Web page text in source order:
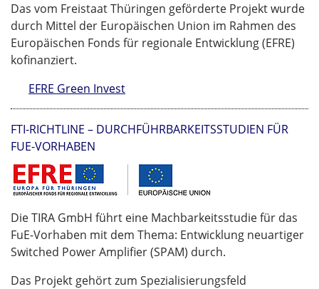
Das vom Freistaat Thüringen geförderte Projekt wurde
durch Mittel der Europäischen Union im Rahmen des
Europäischen Fonds für regionale Entwicklung (EFRE)
kofinanziert.
EFRE Green Invest
FTI-RICHTLINE – DURCHFÜHRBARKEITSSTUDIEN FÜR
FUE-VORHABEN
Die TIRA GmbH führt eine Machbarkeitsstudie für das
FuE-Vorhaben mit dem Thema: Entwicklung neuartiger
Switched Power Amplifier (SPAM) durch.
Das Projekt gehört zum Spezialisierungsfeld